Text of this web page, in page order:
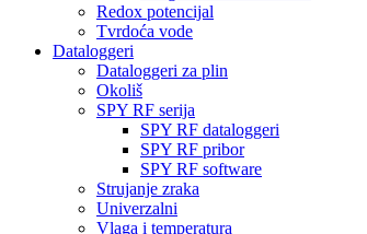
Redox potencijal
Tvrdoća vode
Dataloggeri
Dataloggeri za plin
Okoliš
SPY RF serija
SPY RF dataloggeri
SPY RF pribor
SPY RF software
Strujanje zraka
Univerzalni
Vlaga i temperatura